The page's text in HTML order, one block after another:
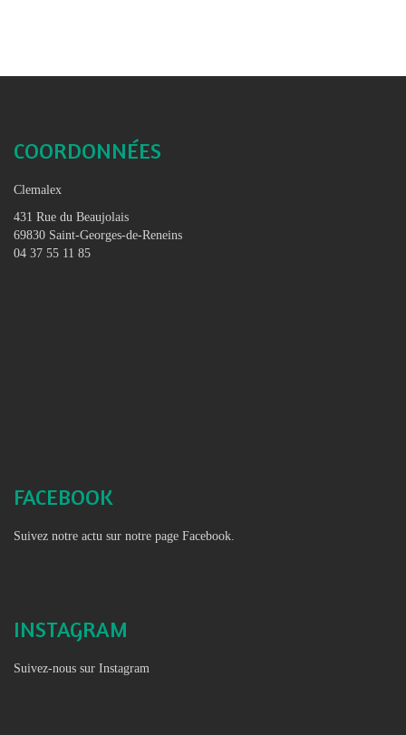
COORDONNÉES
Clemalex
431 Rue du Beaujolais
69830 Saint-Georges-de-Reneins
04 37 55 11 85
FACEBOOK
Suivez notre actu sur notre page Facebook.
INSTAGRAM
Suivez-nous sur Instagram